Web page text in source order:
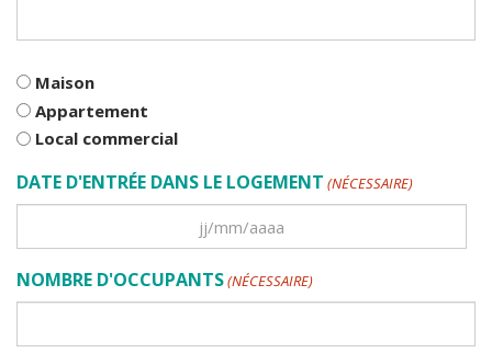
TYPE
DE
BIEN
Maison
Appartement
Local commercial
DATE D'ENTRÉE DANS LE LOGEMENT (NÉCESSAIRE)
MM
AAAA
NOMBRE D'OCCUPANTS(NÉCESSAIRE)